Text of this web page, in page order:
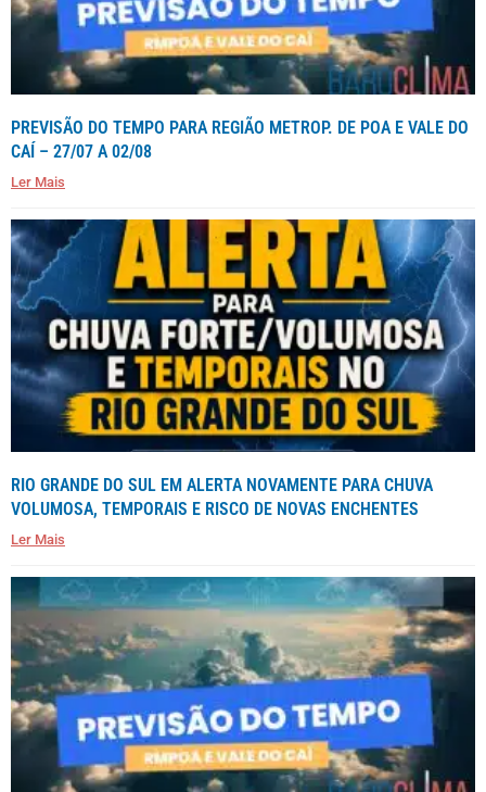
PREVISÃO DO TEMPO PARA REGIÃO METROP. DE POA E VALE DO
CAÍ – 27/07 A 02/08
Ler Mais
RIO GRANDE DO SUL EM ALERTA NOVAMENTE PARA CHUVA
VOLUMOSA, TEMPORAIS E RISCO DE NOVAS ENCHENTES
Ler Mais